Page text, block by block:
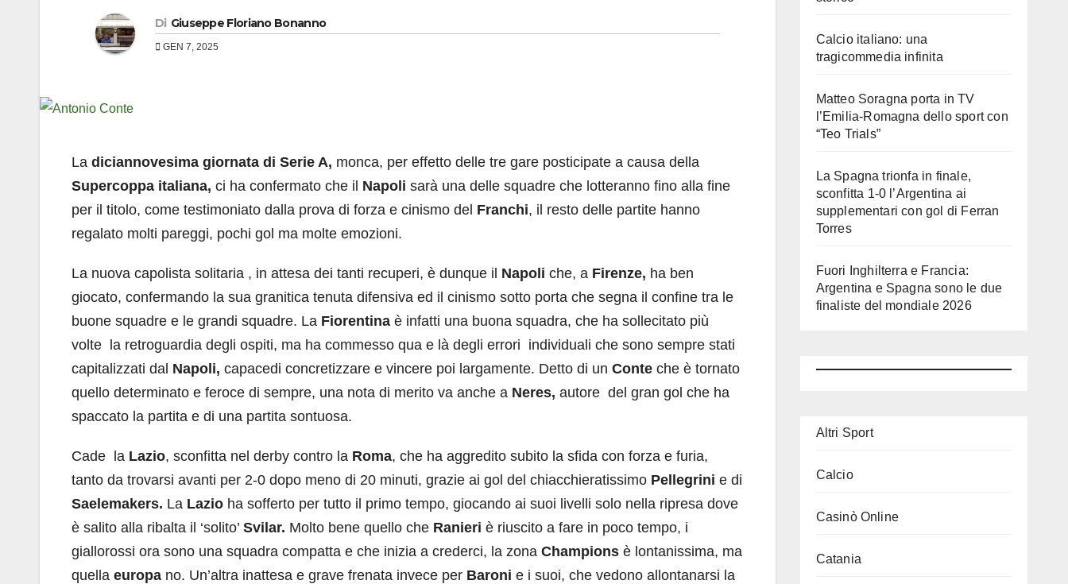
Di Giuseppe Floriano Bonanno
GEN 7, 2025
La diciannovesima giornata di Serie A, monca, per effetto delle tre gare posticipate a causa della
Supercoppa italiana, ci ha confermato che il Napoli sarà una delle squadre che lotteranno fino alla fine
per il titolo, come testimoniato dalla prova di forza e cinismo del Franchi, il resto delle partite hanno
regalato molti pareggi, pochi gol ma molte emozioni.
La nuova capolista solitaria , in attesa dei tanti recuperi, è dunque il Napoli che, a Firenze, ha ben
giocato, confermando la sua granitica tenuta difensiva ed il cinismo sotto porta che segna il confine tra le
buone squadre e le grandi squadre. La Fiorentina è infatti una buona squadra, che ha sollecitato più
volte la retroguardia degli ospiti, ma ha commesso qua e là degli errori individuali che sono sempre stati
capitalizzati dal Napoli, capacedi concretizzare e vincere poi largamente. Detto di un Conte che è tornato
quello determinato e feroce di sempre, una nota di merito va anche a Neres, autore del gran gol che ha
spaccato la partita e di una partita sontuosa.
Cade la Lazio, sconfitta nel derby contro la Roma, che ha aggredito subito la sfida con forza e furia,
tanto da trovarsi avanti per 2-0 dopo meno di 20 minuti, grazie ai gol del chiacchieratissimo Pellegrini e di
Saelemakers. La Lazio ha sofferto per tutto il primo tempo, giocando ai suoi livelli solo nella ripresa dove
è salito alla ribalta il ‘solito’ Svilar. Molto bene quello che Ranieri è riuscito a fare in poco tempo, i
giallorossi ora sono una squadra compatta e che inizia a crederci, la zona Champions è lontanissima, ma
quella europa no. Un’altra inattesa e grave frenata invece per Baroni e i suoi, che vedono allontanarsi la
Calcio italiano: una
tragicommedia infinita
Matteo Soragna porta in TV
l’Emilia-Romagna dello sport con
“Teo Trials”
La Spagna trionfa in finale,
sconfitta 1-0 l’Argentina ai
supplementari con gol di Ferran
Torres
Fuori Inghilterra e Francia:
Argentina e Spagna sono le due
finaliste del mondiale 2026
Altri Sport
Calcio
Casinò Online
Catania